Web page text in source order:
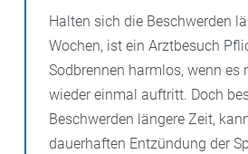
Halten sich die Beschwerden
Wochen, ist ein Arztbesuch
Sodbrennen harmlos, wenn es
wieder einmal auftritt. Doch
Beschwerden längere Zeit,
dauerhaften Entzündung der